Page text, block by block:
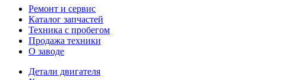
Ремонт и сервис
Каталог запчастей
Техника с пробегом
Продажа техники
О заводе
Детали двигателя